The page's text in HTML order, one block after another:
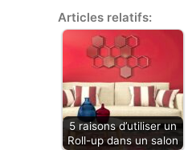
Articles relatifs:
5 raisons d’utiliser un
Roll-up dans un salon